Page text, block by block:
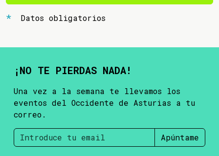
Datos obligatorios
¡NO TE PIERDAS NADA!
Una vez a la semana te llevamos los
eventos del Occidente de Asturias a tu
correo.
Apúntame